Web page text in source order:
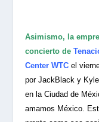
Asimismo, la
concierto de
Center WTC el
por JackBlack y
en la Ciudad de
amamos México.